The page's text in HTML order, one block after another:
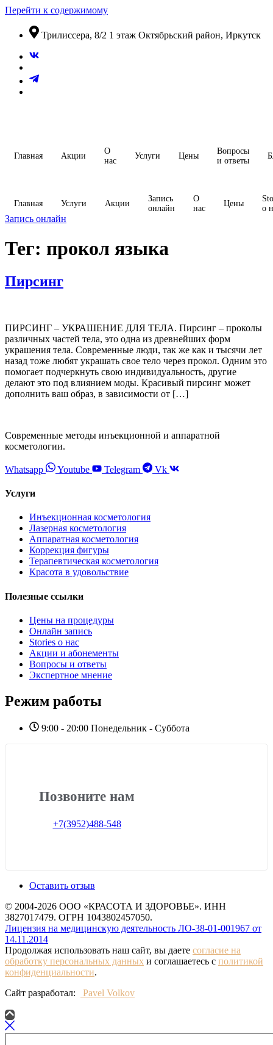
Перейти к содержимому
​Трилиссера, 8/2​ 1 этаж​ Октябрьский район, Иркутск
Главная Акции
О
нас
Услуги Цены
Вопросы
и ответы
Главная Услуги Акции
Запись
онлайн
О
нас
Цены
о
Запись онлайн
Тег: прокол языка
Пирсинг
ПИРСИНГ – УКРАШЕНИЕ ДЛЯ ТЕЛА. Пирсинг – проколы
различных частей тела, это одна из древнейших форм
украшения тела. Современные люди, так же как и тысячи лет
назад тоже любят украшать свое тело через прокол. Одним это
помогает подчеркнуть свою индивидуальность, другие
делают это под влиянием моды. Красивый пирсинг может
дополнить ваш образ, в зависимости от […]
Современные методы инъекционной и аппаратной
косметологии.
Whatsapp Youtube Telegram Vk
Услуги
Инъекционная косметология
Лазерная косметология
Аппаратная косметология
Коррекция фигуры
Терапевтическая косметология
Красота в удовольствие
Полезные ссылки
Цены на процедуры
Онлайн запись
Stories о нас
Акции и абонементы
Вопросы и ответы
Экспертное мнение
Режим работы
9:00 - 20:00 Понедельник - Суббота
Позвоните нам
+7(3952)488-548
Оставить отзыв
© 2004-2026 ООО «КРАСОТА И ЗДОРОВЬЕ». ИНН
3827017479. ОГРН 1043802457050.
Лицензия на медицинскую деятельность ЛО-38-01-001967 от
14.11.2014
Продолжая использовать наш сайт, вы даете согласие на
обработку персональных данных и соглашаетесь с политикой
конфиденциальности.
Сайт разработал:
Pavel Volkov